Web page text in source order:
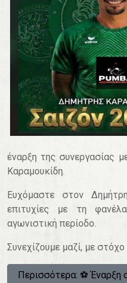
έναρξη της συνεργασίας
Καραμουκίδη.
Ευχόμαστε στον
επιτυχίες με τη
αγωνιστική περίοδο.
Συνεχίζουμε μαζί, με
Περισσότερα: ⚽️ Έναρξη